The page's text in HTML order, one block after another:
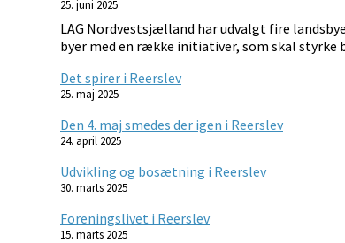
25. juni 2025
LAG Nordvestsjælland har udvalgt fire
byer med en række initiativer, som skal styrke
Det spirer i Reerslev
25. maj 2025
Den 4. maj smedes der igen i Reerslev
24. april 2025
Udvikling og bosætning i Reerslev
30. marts 2025
Foreningslivet i Reerslev
15. marts 2025